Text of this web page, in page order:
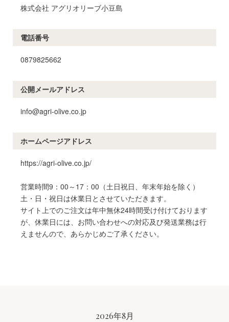
株式会社 アグリオリーブ小豆島
電話番号
0879825662
公開メールアドレス
info@agri-olive.co.jp
ホームページアドレス
https://agri-olive.co.jp/
営業時間9：00～17：00（土日祝日、年末年始を除く）
土・日・祝日は休業日とさせていただきます。
サイト上でのご注文は年中無休24時間受け付けております
が、休業日には、お問い合わせへの対応及び発送業務は行
えませんので、あらかじめご了承ください。
2026年8月